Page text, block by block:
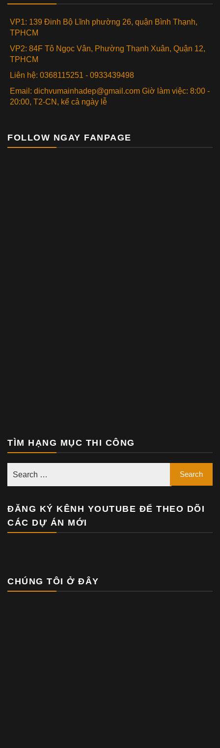
VP1: 139 Đinh Bộ Lĩnh phường 26, quận Bình Thạnh,
TPHCM
VP2: 84F Tô Ngọc Vân, Phường Thạnh Xuân, Quận 12,
TPHCM
Liên hệ: 0368115251 - 0933439498
Email: dichvumainhadep@gmail.com Giờ làm việc: 8:00 -
20:00, T2-CN, kể cả ngày lễ
FOLLOW NGAY FANPAGE
TÌM HẠNG MỤC THI CÔNG
ĐĂNG KÝ KÊNH YOUTUBE ĐỂ THEO DÕI
CÁC DỰ ÁN MỚI
CHÚNG TÔI Ở ĐÂY